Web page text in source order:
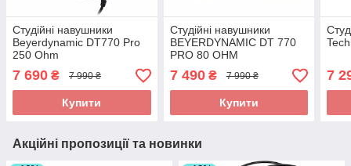
Студійні навушники
Beyerdynamic DT770 Pro
250 Ohm
7 690 ₴ 7 990 ₴
Купити
Студійні навушники
BEYERDYNAMIC DT 770
PRO 80 OHM
7 490₴ 7 990 ₴
Купити
7
Акційні пропозиції та новинки